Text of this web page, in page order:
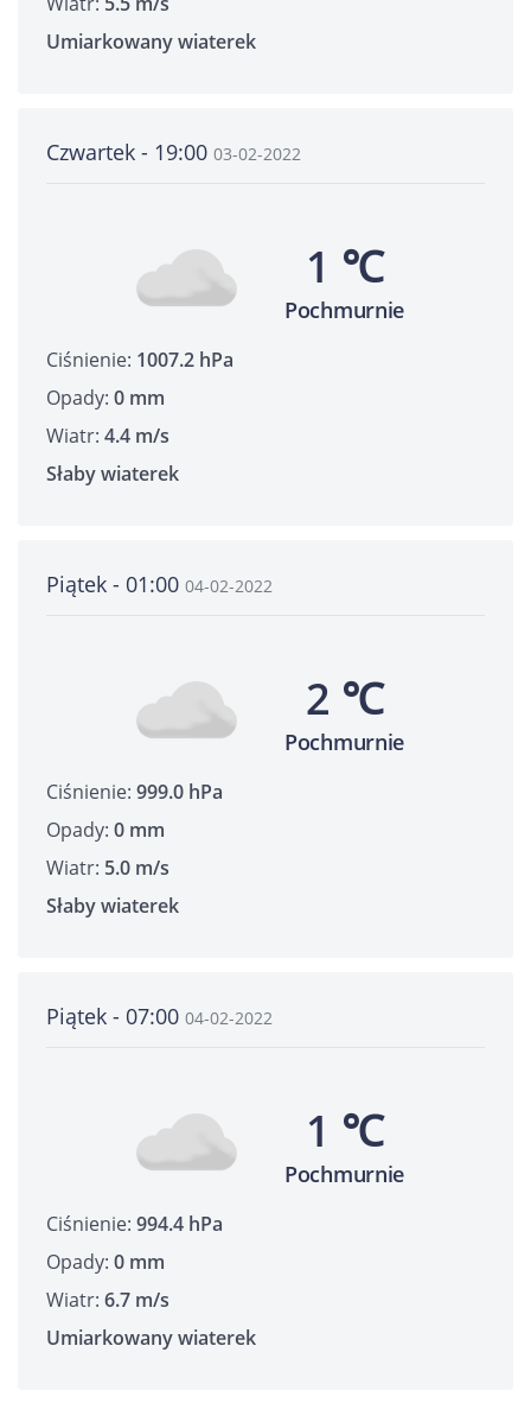
Umiarkowany wiaterek
Czwartek - 19:00 03-02-2022
1 ℃
Pochmurnie
Ciśnienie: 1007.2 hPa
Opady: 0 mm
Wiatr: 4.4 m/s
Słaby wiaterek
Piątek - 01:00 04-02-2022
2 ℃
Pochmurnie
Ciśnienie: 999.0 hPa
Opady: 0 mm
Wiatr: 5.0 m/s
Słaby wiaterek
Piątek - 07:00 04-02-2022
1 ℃
Pochmurnie
Ciśnienie: 994.4 hPa
Opady: 0 mm
Wiatr: 6.7 m/s
Umiarkowany wiaterek